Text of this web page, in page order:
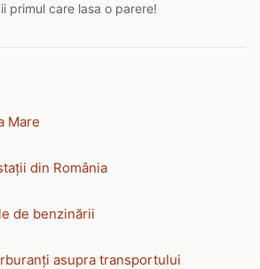
primul care lasa o parere!
Mare
din România
de benzinării
asupra transportului